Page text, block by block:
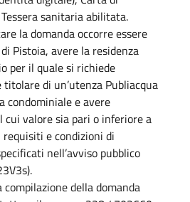
sanitaria abilitata.
la domanda occorre essere
Pistoia, avere la residenza
per il quale si richiede
titolare di un’utenza Publiacqua
condominiale e avere
cui valore sia pari o inferiore a
e condizioni di
nell’avviso pubblico
della domanda